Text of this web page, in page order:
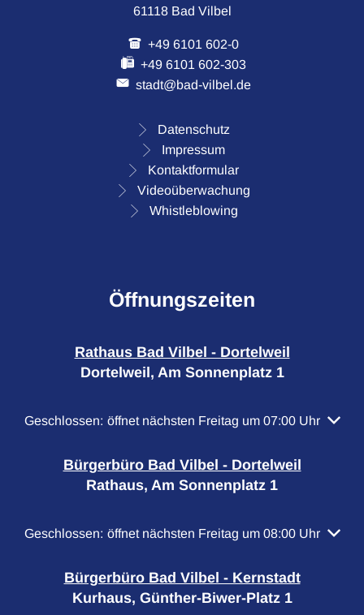
61118 Bad Vilbel
+49 6101 602-0
+49 6101 602-303
stadt@bad-vilbel.de
Datenschutz
Impressum
Kontaktformular
Videoüberwachung
Whistleblowing
Öffnungszeiten
Rathaus Bad Vilbel - Dortelweil
Dortelweil, Am Sonnenplatz 1
Klicken, um weitere Öffnungs- oder Schließzeiten
Geschlossen: öffnet nächsten Freitag um 07:00 Uhr
Bürgerbüro Bad Vilbel - Dortelweil
Rathaus, Am Sonnenplatz 1
Klicken, um weitere Öffnungs- oder Schließzeiten
Geschlossen: öffnet nächsten Freitag um 08:00 Uhr
Bürgerbüro Bad Vilbel - Kernstadt
Kurhaus, Günther-Biwer-Platz 1